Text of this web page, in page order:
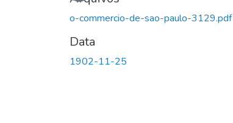
o-commercio-de-sao-paulo-3129.pdf
Data
1902-11-25